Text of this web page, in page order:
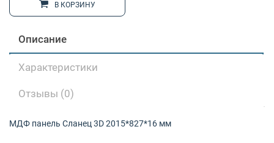
В КОРЗИНУ
Описание
Характеристики
Отзывы (0)
МДФ панель Сланец 3D 2015*827*16 мм